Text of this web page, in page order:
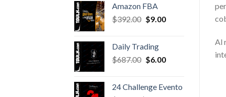
was:
$49.00.$4.00.
Amazon FBA
$392.00 Original
$392.00.
$9.00Current
Daily Trading
$687.00 Original
$687.00.
$6.00Current
$6.00.
24 Challenge Evento
Al